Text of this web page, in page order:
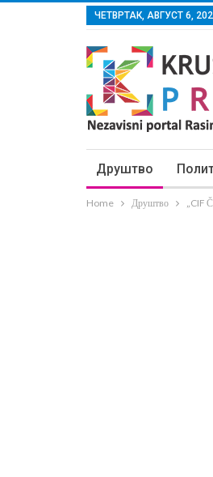
ЧЕТВРТАК, АВГУСТ 6,
Друштво
Home Друштво „CIF